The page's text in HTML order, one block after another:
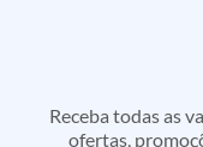
Receba todas as
ofertas,